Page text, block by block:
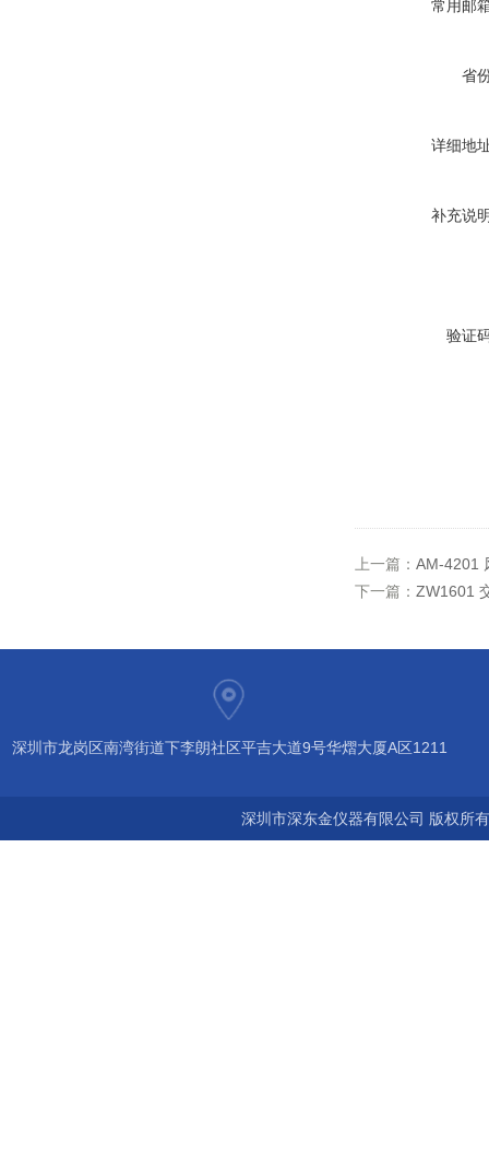
常用邮
省
详细地
补充说
验证
上一篇： AM-4201
下一篇： ZW1601
深圳市龙岗区南湾街道下李朗社区平吉大道9号华熠大厦A区1211
深圳市深东金仪器有限公司 版权所